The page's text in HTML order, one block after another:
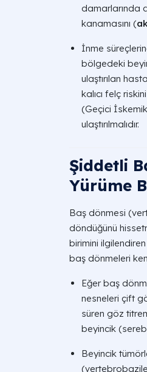
damarlarında
kanamasını (
İnme
bölgedeki
ulaştırılan
kalıcı felç
(Geçici
ulaştırılmalıdır.
Şiddetli
Yürüme
Baş dönmesi
döndüğünü
birimini
baş dönmeleri
Eğer baş
nesneleri çift
süren göz
beyincik
Beyincik